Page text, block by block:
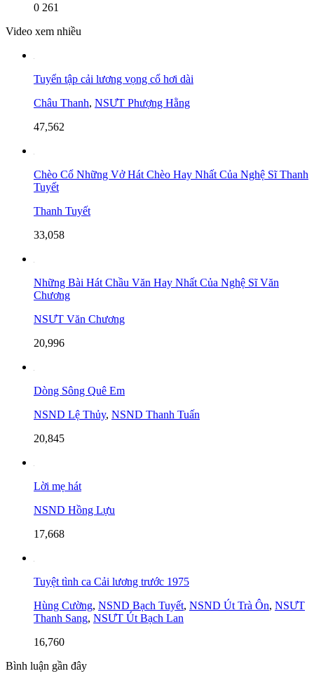
0 261
Video xem nhiều
Tuyển tập cải lương vọng cổ hơi dài
Châu Thanh, NSƯT Phượng Hằng
47,562
Chèo Cổ Những Vở Hát Chèo Hay Nhất Của Nghệ Sĩ Thanh
Tuyết
Thanh Tuyết
33,058
Những Bài Hát Chầu Văn Hay Nhất Của Nghệ Sĩ Văn
Chương
NSƯT Văn Chương
20,996
Dòng Sông Quê Em
NSND Lệ Thủy, NSND Thanh Tuấn
20,845
Lời mẹ hát
NSND Hồng Lựu
17,668
Tuyệt tình ca Cải lương trước 1975
Hùng Cường, NSND Bạch Tuyết, NSND Út Trà Ôn, NSƯT
Thanh Sang, NSƯT Út Bạch Lan
16,760
Bình luận gần đây